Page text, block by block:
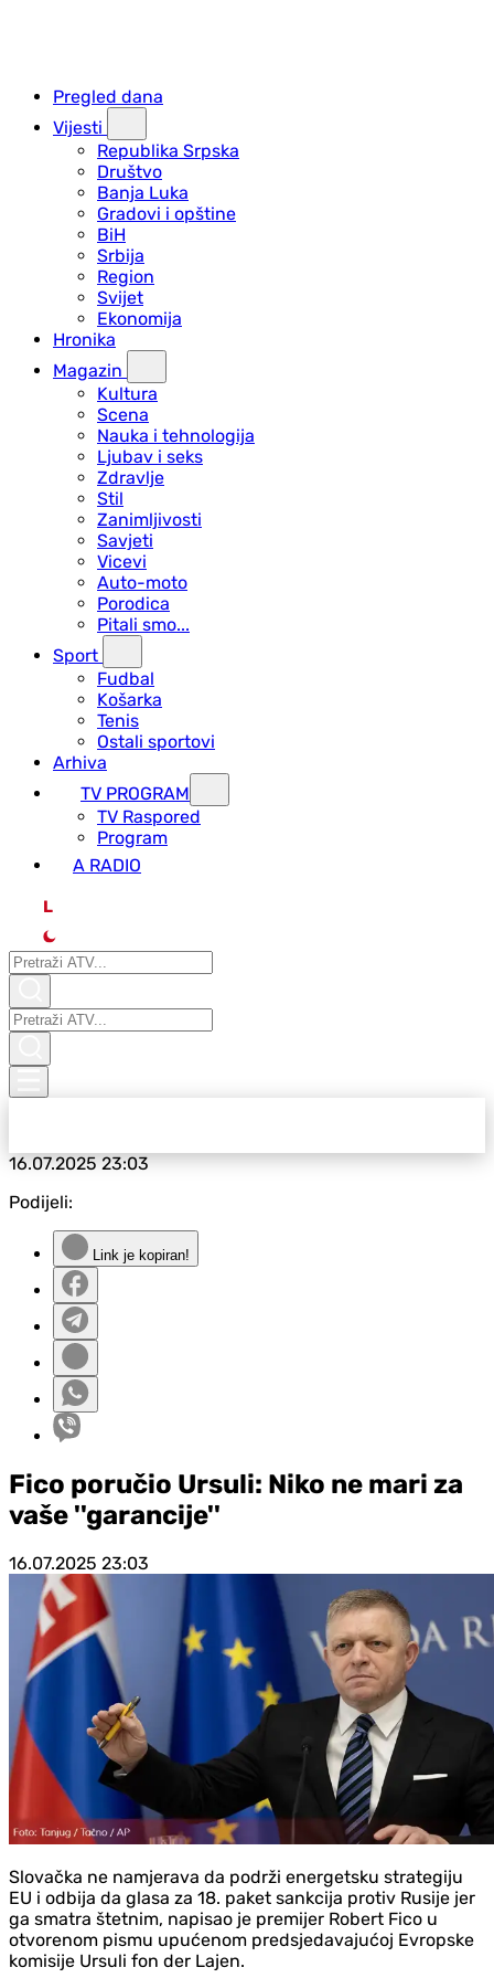
Pregled dana
Vijesti
Republika Srpska
Društvo
Banja Luka
Gradovi i opštine
BiH
Srbija
Region
Svijet
Ekonomija
Hronika
Magazin
Kultura
Scena
Nauka i tehnologija
Ljubav i seks
Zdravlje
Stil
Zanimljivosti
Savjeti
Vicevi
Auto-moto
Porodica
Pitali smo...
Sport
Fudbal
Košarka
Tenis
Ostali sportovi
Arhiva
TV PROGRAM
ТV Raspored
Program
A RADIO
L
16.07.202523:03
Podijeli:
Link je kopiran!
Fico poručio Ursuli: Niko ne mari za
vaše ''garancije''
16.07.2025 23:03
Slovačka ne namjerava da podrži energetsku strategiju
EU i odbija da glasa za 18. paket sankcija protiv Rusije jer
ga smatra štetnim, napisao je premijer Robert Fico u
otvorenom pismu upućenom predsjedavajućoj Evropske
komisije Ursuli fon der Lajen.